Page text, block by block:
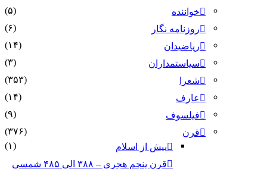
خواننده
(۵)
روزنامه نگار
(۶)
ریاضیدان
(۱۴)
سیاستمداران
(۳)
شعرا
(۳۵۳)
عارف
(۱۴)
فیلسوف
(۹)
قرن
(۳۷۶)
پیش از اسلام
(۱)
قرن پنجم هجری – ۳۸۸ الی ۴۸۵ شمسی